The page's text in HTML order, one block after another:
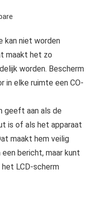
kan niet worden
maakt het zo
worden. Bescherm
in elke ruimte een CO-
geeft aan als de
is of als het apparaat
maakt hem veilig
bericht, maar kunt
LCD-scherm